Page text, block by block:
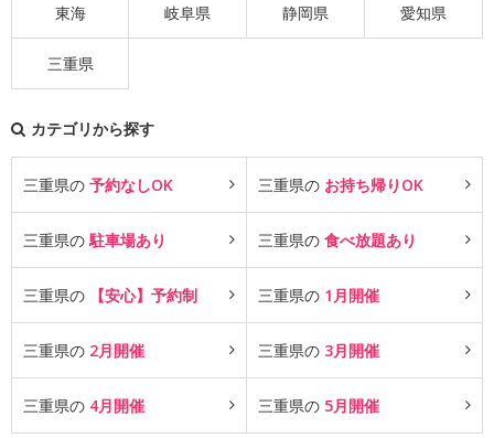
東海 岐阜県 静岡県 愛知県
三重県
カテゴリから探す
三重県の 予約なしOK 三重県の お持ち帰りOK
三重県の 駐車場あり 三重県の 食べ放題あり
三重県の 【安心】予約制 三重県の 1月開催
三重県の 2月開催 三重県の 3月開催
三重県の 4月開催 三重県の 5月開催